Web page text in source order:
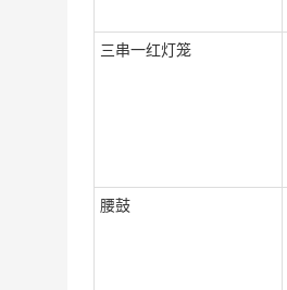
三串一红灯笼
腰鼓